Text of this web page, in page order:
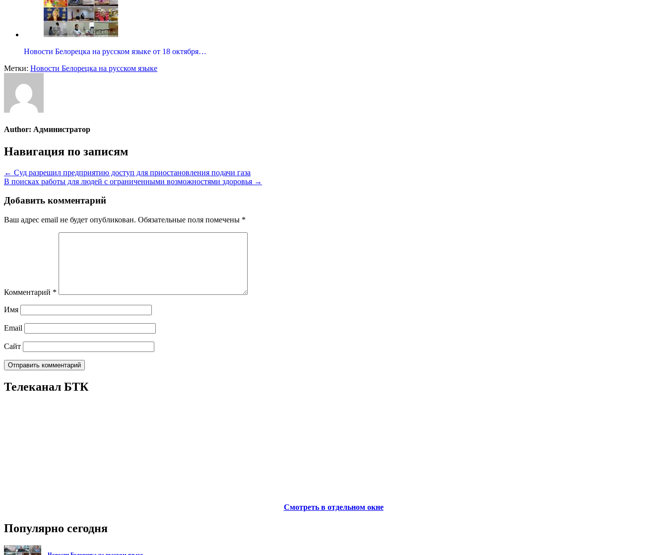
Новости Белорецка на русском языке от 18 октября…
Метки: Новости Белорецка на русском языке
Author: Администратор
Навигация по записям
← Суд разрешил предприятию доступ для приостановления подачи газа
В поисках работы для людей с ограниченными возможностями здоровья →
Добавить комментарий
Ваш адрес email не будет опубликован. Обязательные поля помечены *
Комментарий *
Имя
Email
Сайт
Телеканал БТК
Смотреть в отдельном окне
Популярно сегодня